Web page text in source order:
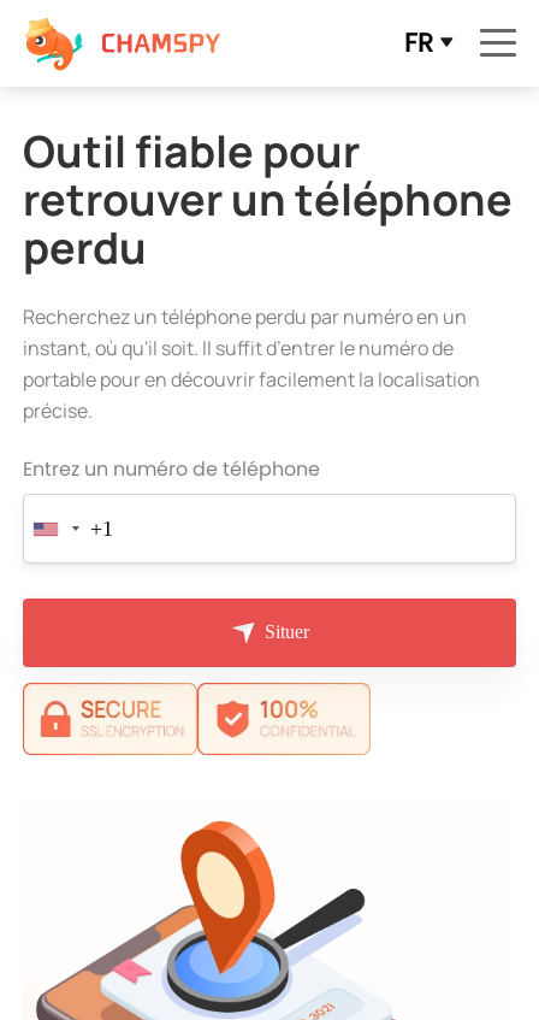
FR
Outil fiable pour
retrouver un téléphone
perdu
Recherchez un téléphone perdu par numéro en un
instant, où qu'il soit. Il suffit d’entrer le numéro de
portable pour en découvrir facilement la localisation
précise.
Entrez un numéro de téléphone
Situer